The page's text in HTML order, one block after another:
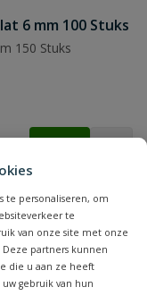
te personaliseren, om
te
van onze site met onze
partners kunnen
die u aan ze heeft
gebruik van hun
6 mm 100 Stuks
150 Stuks
Toon